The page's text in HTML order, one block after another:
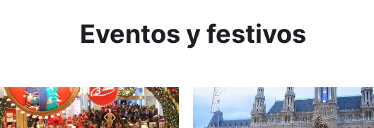
Eventos y festivos